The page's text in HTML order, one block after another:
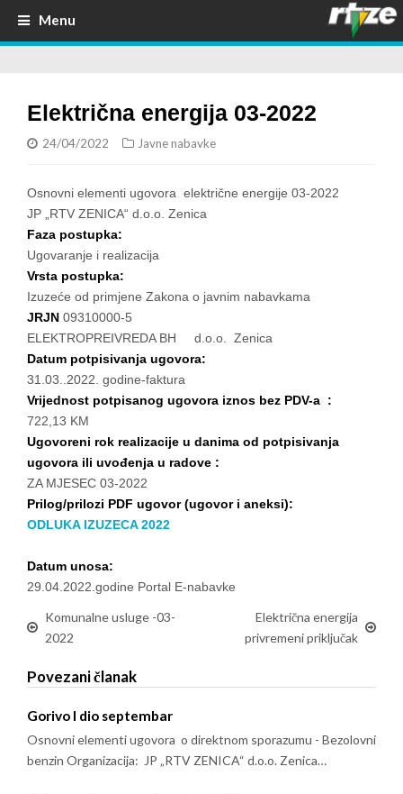
Menu
Električna energija 03-2022
24/04/2022 Javne nabavke
Osnovni elementi ugovora električne energije 03-2022
JP „RTV ZENICA“ d.o.o. Zenica
Faza postupka:
Ugovaranje i realizacija
Vrsta postupka:
Izuzeće od primjene Zakona o javnim nabavkama
JRJN 09310000-5
ELEKTROPREIVREDA BH d.o.o. Zenica
Datum potpisivanja ugovora:
31.03..2022. godine-faktura
Vrijednost potpisanog ugovora iznos bez PDV-a :
722,13 KM
Ugovoreni rok realizacije u danima od potpisivanja
ugovora ili uvođenja u radove :
ZA MJESEC 03-2022
Prilog/prilozi PDF ugovor (ugovor i aneksi):
ODLUKA IZUZECA 2022
Datum unosa:
29.04.2022.godine Portal E-nabavke
Komunalne usluge -03-
2022
Električna energija
privremeni priključak
Povezani članak
Gorivo I dio septembar
Osnovni elementi ugovora o direktnom sporazumu - Bezolovni
benzin Organizacija: JP „RTV ZENICA“ d.o.o. Zenica…